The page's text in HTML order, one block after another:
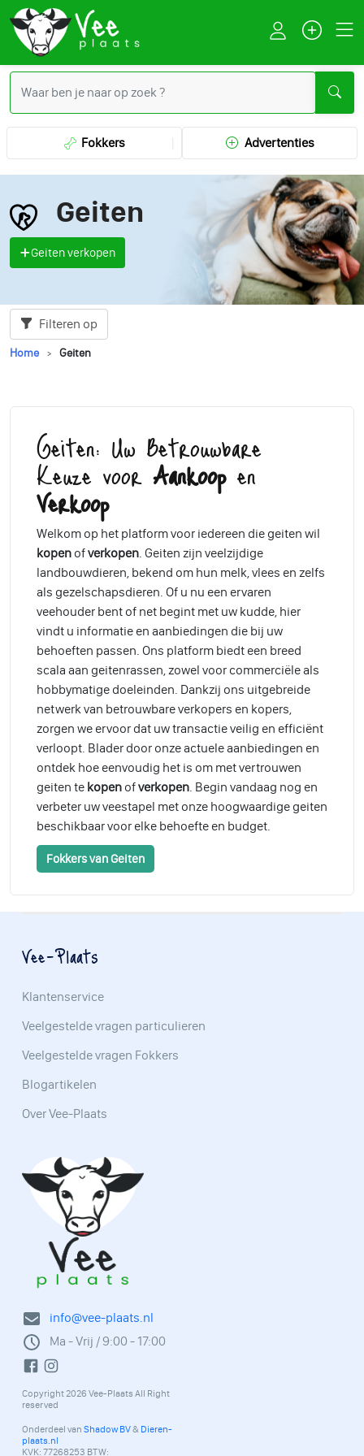
Fokkers Advertenties
Geiten
Geiten verkopen
Filteren op
Home Geiten
Geiten: Uw Betrouwbare
Keuze voorAankoopen
Verkoop
Welkom op het platform voor iedereen die geiten wil
kopen ofverkopen. Geiten zijn veelzijdige
landbouwdieren, bekend om hun melk, vlees en zelfs
als gezelschapsdieren. Of u nu een ervaren
veehouder bent of net begint met uw kudde, hier
vindt u informatie en aanbiedingen die bij uw
behoeften passen. Ons platform biedt een breed
scala aan geitenrassen, zowel voor commerciële als
hobbymatige doeleinden. Dankzij ons uitgebreide
netwerk van betrouwbare verkopers en kopers,
zorgen we ervoor dat uw transactie veilig en efficiënt
verloopt. Blader door onze actuele aanbiedingen en
ontdek hoe eenvoudig het is om met vertrouwen
geiten te kopen ofverkopen. Begin vandaag nog en
verbeter uw veestapel met onze hoogwaardige geiten
beschikbaar voor elke behoefte en budget.
Fokkers van Geiten
info@vee-plaats.nl
Ma - Vrij / 9:00 - 17:00
Copyright 2026 Vee-Plaats All Right
reserved
Onderdeel van Shadow BV& Dieren-
plaats.nl
KVK: 77268253 BTW:
Vee-Plaats
Klantenservice
Veelgestelde vragen particulieren
Veelgestelde vragen Fokkers
Blogartikelen
Over Vee-Plaats